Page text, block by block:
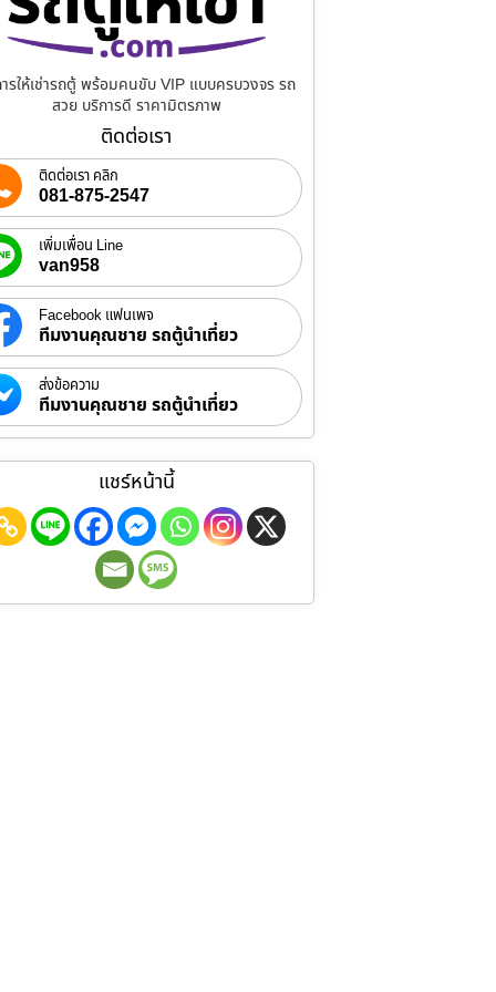
รให้เช่ารถตู้ พร้อมคนขับ VIP แบบครบวงจร รถ
สวย บริการดี ราคามิตรภาพ
ติดต่อเรา
ติดต่อเรา คลิก
081-875-2547
เพิ่มเพื่อน Line
van958
Facebook แฟนเพจ
ทีมงานคุณชาย รถตู้นำเที่ยว
ส่งข้อความ
ทีมงานคุณชาย รถตู้นำเที่ยว
แชร์หน้านี้